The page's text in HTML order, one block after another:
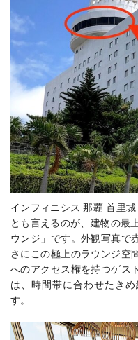
インフィニシス 那覇 首里
とも言えるのが、建物の最
ウンジ」です。外観写真で
さにこの極上のラウンジ空
へのアクセス権を持つゲス
は、時間帯に合わせたき
す。